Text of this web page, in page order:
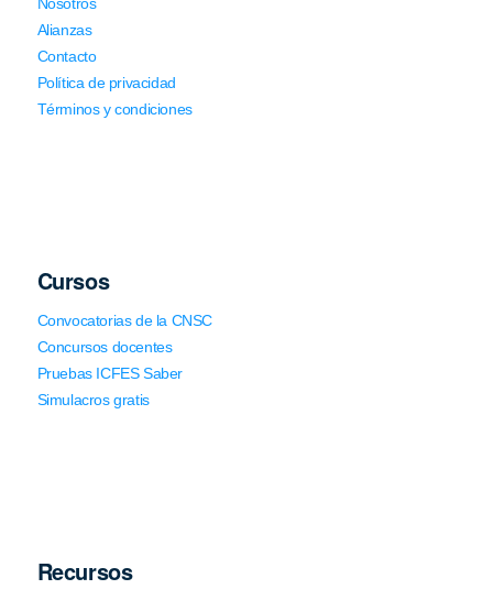
Alianzas
Contacto
Política de privacidad
Términos y condiciones
Cursos
Convocatorias de la CNSC
Concursos docentes
Pruebas ICFES Saber
Simulacros gratis
Recursos